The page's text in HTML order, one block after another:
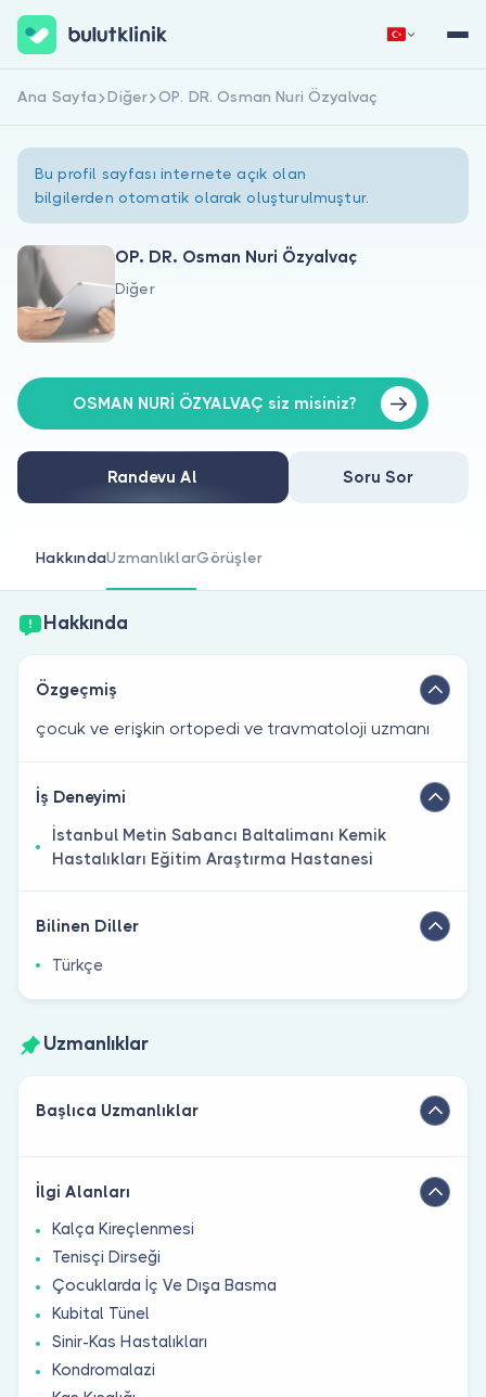
Hakkımızda
Doktorlar için
Doktor musunuz?
Hemen Kaydol Giriş Yap
Ana Sayfa Diğer OP. DR. Osman Nuri Özyalvaç
Bu profil sayfası internete açık olan
bilgilerden otomatik olarak oluşturulmuştur.
OP. DR. Osman Nuri Özyalvaç
Diğer
OSMAN NURİ ÖZYALVAÇ siz misiniz?
Randevu Al Soru Sor
HakkındaUzmanlıklarGörüşler
Hakkında
Özgeçmiş
çocuk ve erişkin ortopedi ve travmatoloji uzmanı
İş Deneyimi
İstanbul Metin Sabancı Baltalimanı Kemik
Hastalıkları Eğitim Araştırma Hastanesi
Bilinen Diller
Türkçe
Uzmanlıklar
Başlıca Uzmanlıklar
İlgi Alanları
Kalça Kireçlenmesi
Tenisçi Dirseği
Çocuklarda İç Ve Dışa Basma
Kubital Tünel
Sinir-Kas Hastalıkları
Kondromalazi